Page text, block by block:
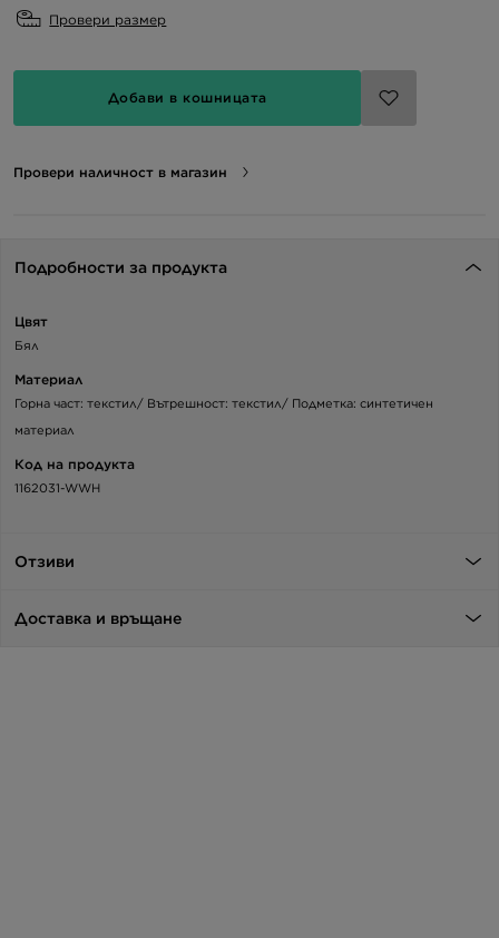
Провери размер
Добави в кошницата
Провери наличност в магазин
Подробности за продукта
Цвят
Бял
Материал
Горна част: текстил/ Вътрешност: текстил/ Подметка: синтетичен
материал
Код на продукта
1162031-WWH
Отзиви
Доставка и връщане